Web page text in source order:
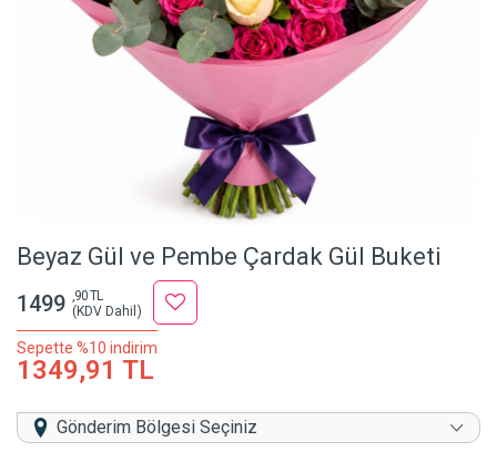
Beyaz Gül ve Pembe Çardak Gül Buketi
1499 ,90 TL
(KDV Dahil)
Sepette %10 indirim
1349,91 TL
Gönderim Bölgesi Seçiniz